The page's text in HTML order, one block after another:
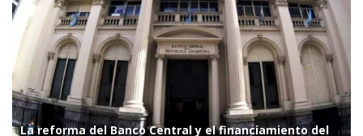
La reforma del Banco Central y el financiamiento del